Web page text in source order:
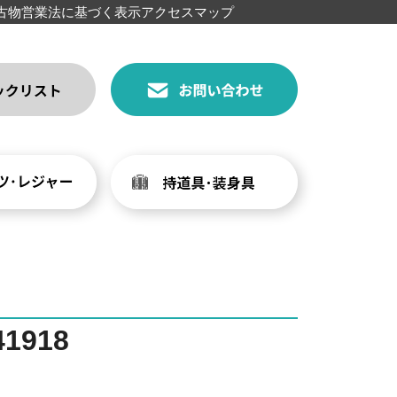
物営業法に基づく表示アクセスマップ